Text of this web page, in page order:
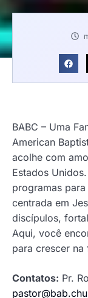
BABC – Uma
American
acolhe com
Estados
programas
centrada em
discípulos,
Aqui, você
para crescer na
Contatos: Pr.